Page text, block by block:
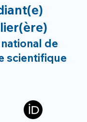
de
scientifique